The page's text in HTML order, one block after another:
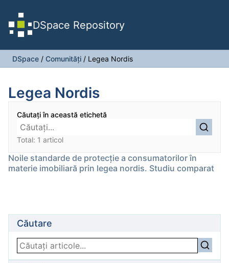
DSpace Repository
DSpace / Comunități / Legea Nordis
Legea Nordis
Căutați în această etichetă
Total: 1 articol
Noile standarde de protecţie a consumatorilor în
materie imobiliară prin legea nordis. Studiu comparat
Căutare